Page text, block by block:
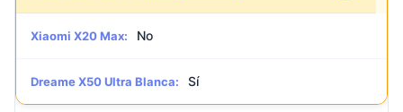
Xiaomi X20 Max: No
Dreame X50 Ultra Blanca: Sí